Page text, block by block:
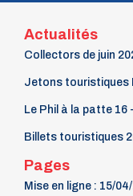
Actualités
Collectors de juin
Jetons touristiques
Le Phil à la patte
Billets touristiques
Pages
Mise en ligne : 15/